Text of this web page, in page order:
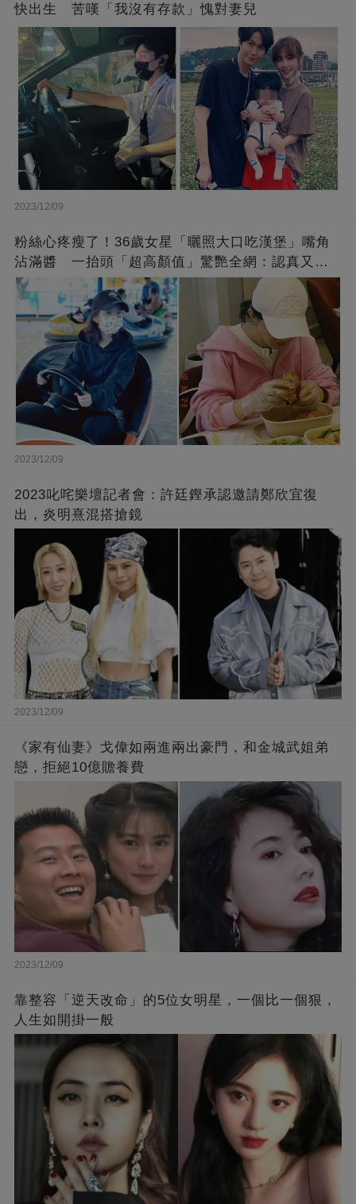
快出生 苦嘆「我沒有存款」愧對妻兒
2023/12/09
粉絲心疼瘦了！36歲女星「曬照大口吃漢堡」嘴角
沾滿醬 一抬頭「超高顏值」驚艷全網：認真又美
麗!
2023/12/09
2023叱咤樂壇記者會：許廷鏗承認邀請鄭欣宜復
出，炎明熹混搭搶鏡
2023/12/09
《家有仙妻》戈偉如兩進兩出豪門，和金城武姐弟
戀，拒絕10億贍養費
2023/12/09
靠整容「逆天改命」的5位女明星，一個比一個狠，
人生如開掛一般